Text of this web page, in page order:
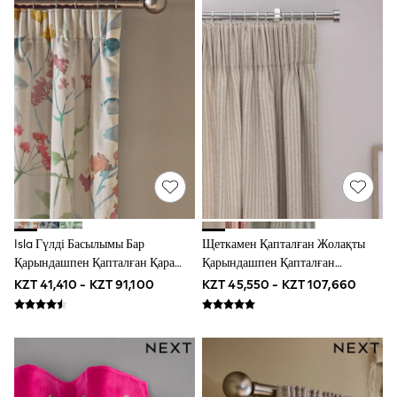
Shorts
Joggers
adidas
Black
Blue
White
Grey
Green
Red
Bags & Backpacks
All Lunchboxes & Drink Bottles
Caps
Belts
Shop All
Shoes
Coats & Jackets
Bags & accessories
Coats & Jackets
Bags
Shirts
Isla Гүлді Басылымы Бар
Қарындашпен Қапталған Қара
Түсті/жылулық Перделер
KZT 41,410 - KZT 91,100
Щеткамен Қапталған Жолақты
Қарындашпен Қапталған
Перделер
KZT 45,550 - KZT 107,660